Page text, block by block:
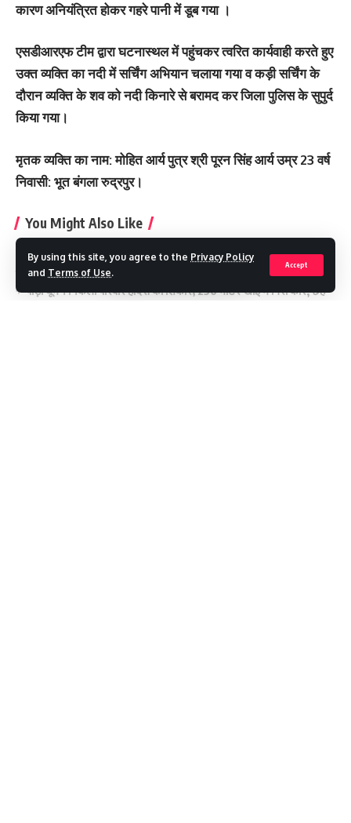
By using this site, you agree to the Privacy Policy
and Terms of Use.
Accept
कारण अनियंत्रित होकर गहरे पानी में डूब गया ।
एसडीआरएफ टीम द्वारा घटनास्थल में पहुंचकर त्वरित कार्यवाही करते हुए
उक्त व्यक्ति का नदी में सर्चिंग अभियान चलाया गया व कड़ी सर्चिंग के
दौरान व्यक्ति के शव को नदी किनारे से बरामद कर जिला पुलिस के सुपुर्द
किया गया।
मृतक व्यक्ति का नाम: मोहित आर्य पुत्र श्री पूरन सिंह आर्य उम्र 23 वर्ष
निवासी: भूत बंगला रुद्रपुर।
You Might Also Like
MDDA : अवैध प्लाटिंग पर बड़ा प्रहार, 15 बीघा तक की कॉलोनी पर चला
बुलडोजर
पौड़ी घूमने निकला परिवार हादसे का शिकार, 250 मीटर खाई में गिरी कार; छह